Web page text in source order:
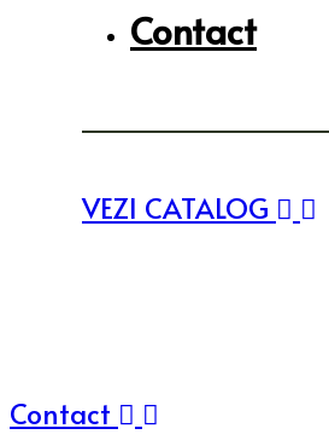
Contact
VEZI CATALOG
Contact